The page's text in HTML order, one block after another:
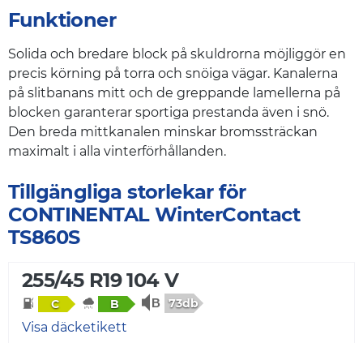
Funktioner
Solida och bredare block på skuldrorna möjliggör en
precis körning på torra och snöiga vägar. Kanalerna
på slitbanans mitt och de greppande lamellerna på
blocken garanterar sportiga prestanda även i snö.
Den breda mittkanalen minskar bromssträckan
maximalt i alla vinterförhållanden.
Tillgängliga storlekar för
CONTINENTAL WinterContact
TS860S
255/45 R19 104 V
C B 73db
Visa däcketikett